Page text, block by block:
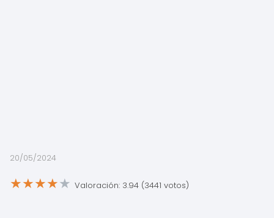
20/05/2024
★★★★★ Valoración: 3.94 (3441 votos)